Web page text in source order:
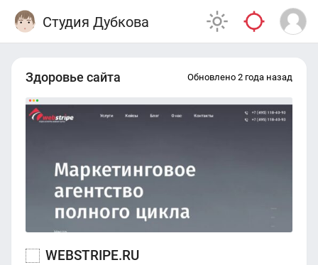
Студия Дубкова
Здоровье сайта Обновлено 2 года назад
WEBSTRIPE.RU